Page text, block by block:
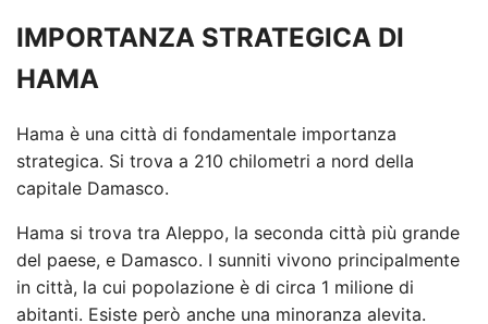
IMPORTANZA STRATEGICA DI
HAMA
Hama è una città di fondamentale importanza
strategica. Si trova a 210 chilometri a nord della
capitale Damasco.
Hama si trova tra Aleppo, la seconda città più grande
del paese, e Damasco. I sunniti vivono principalmente
in città, la cui popolazione è di circa 1 milione di
abitanti. Esiste però anche una minoranza alevita.